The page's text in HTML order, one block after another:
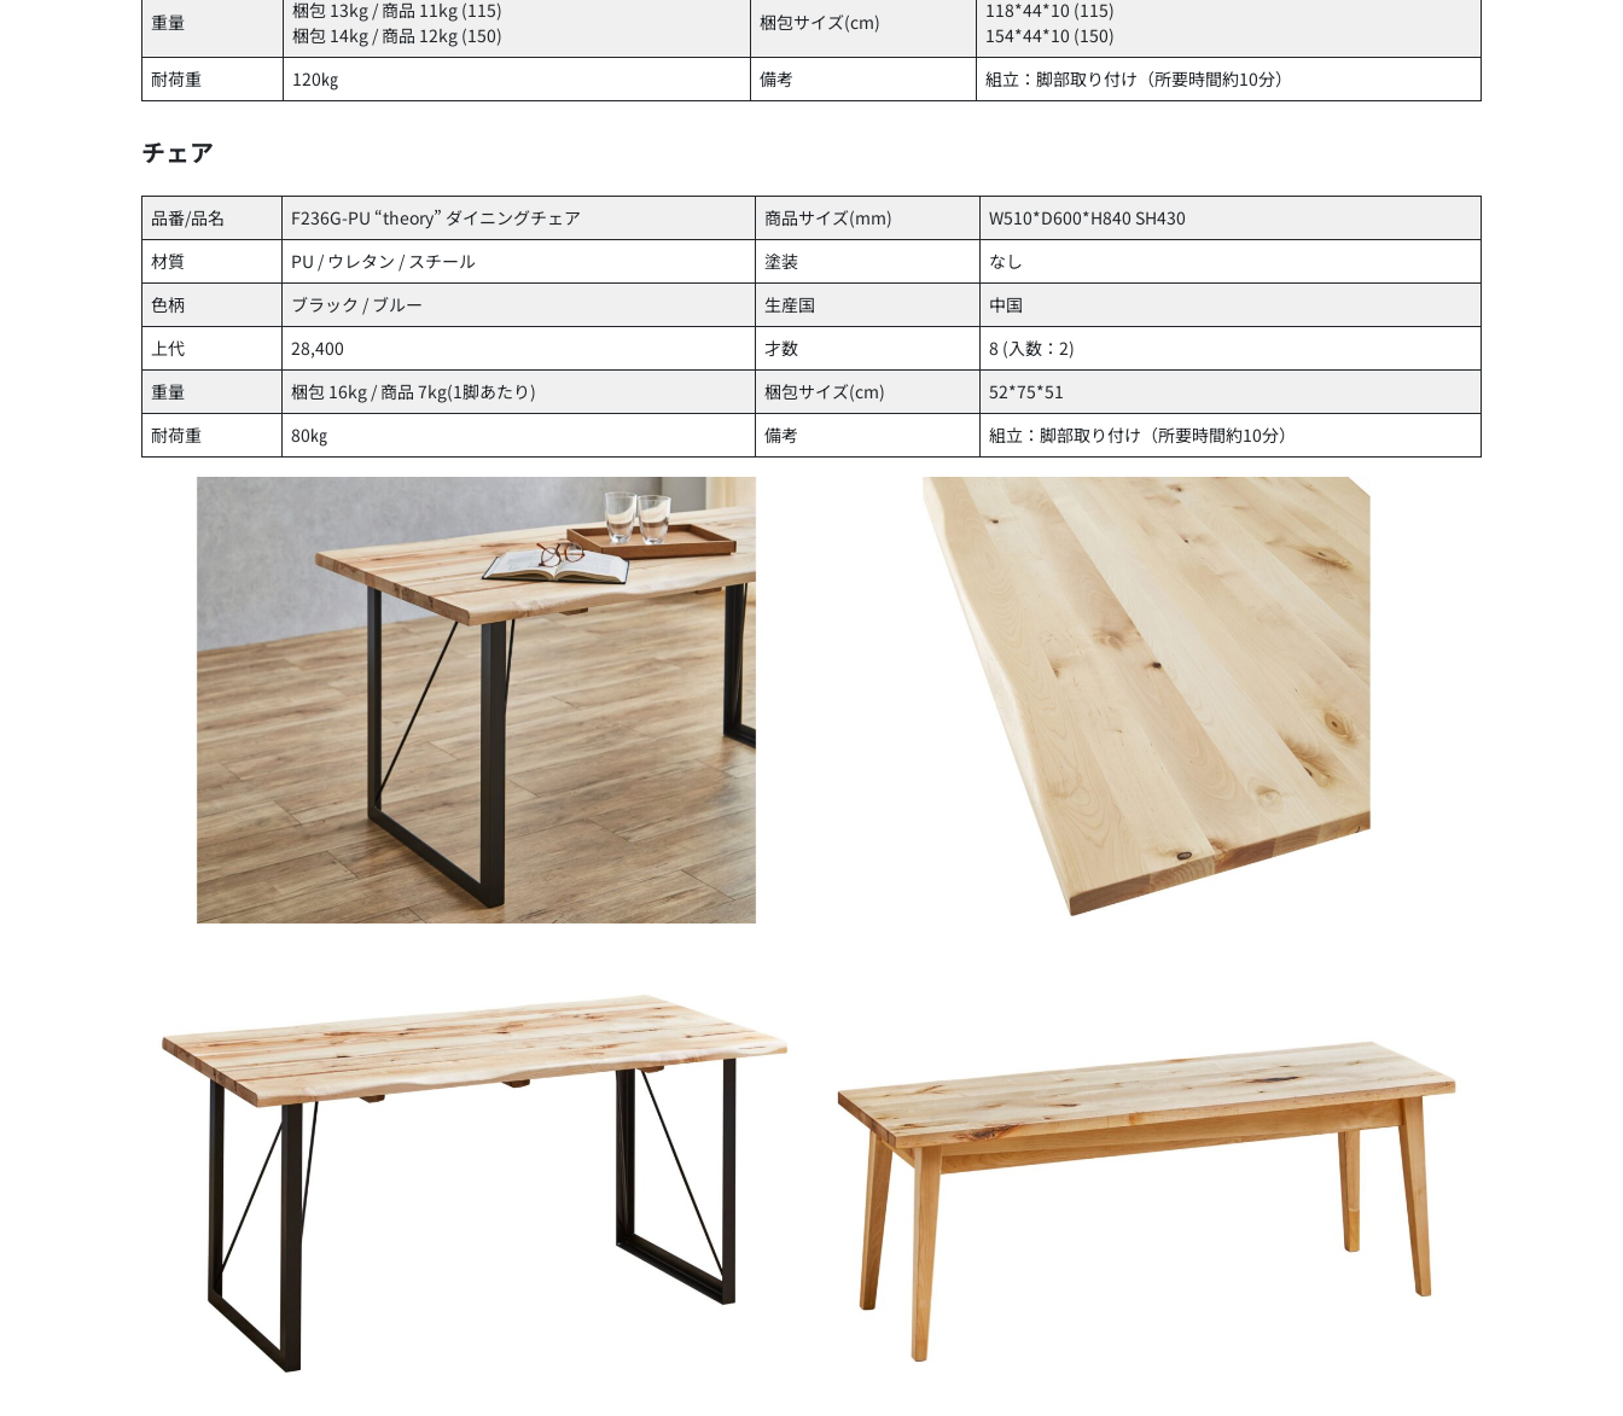
重量
梱包 13kg / 商品 11kg (115)
梱包 14kg / 商品 12kg (150)
梱包サイズ(cm)
118*44*10 (115)
154*44*10 (150)
耐荷重
120㎏ 備考 組立：脚部取り付け（所要時間約10分）
チェア
品番/品名 F236G-PU “theory” ダイニングチェア 商品サイズ(mm)
W510*D600*H840 SH430
材質
PU / ウレタン / スチール 塗装
なし
色柄
ブラック / ブルー 生産国
中国
上代
28,400 才数
8 (入数：2)
重量
梱包 16kg / 商品 7kg(1脚あたり) 梱包サイズ(cm)
52*75*51
耐荷重
80㎏ 備考 組立：脚部取り付け（所要時間約10分）